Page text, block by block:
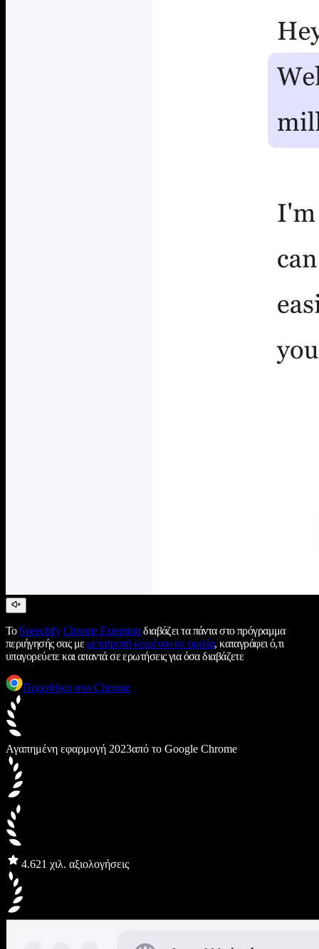
Το Speechify Chrome Extension διαβάζει τα πάντα στο πρόγραμμα
περιήγησής σας με μετατροπή κειμένου σε ομιλία, καταγράφει ό,τι
υπαγορεύετε και απαντά σε ερωτήσεις για όσα διαβάζετε
Προσθήκη στο Chrome
Αγαπημένη εφαρμογή 2023από το Google Chrome
4.621 χιλ. αξιολογήσεις